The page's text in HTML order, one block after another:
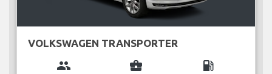
VOLKSWAGEN TRANSPORTER
group business_center local_gas_station